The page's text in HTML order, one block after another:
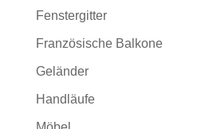
Fenstergitter
Französische Balkone
Geländer
Handläufe